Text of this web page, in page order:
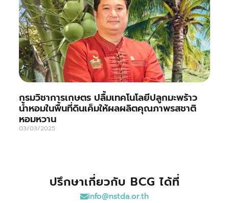
กรมวิชาการเกษตร ปลื้มเทคโนโลยีปลูกมะพร้าว
น้ำหอมในพื้นที่ดินเค็มให้ผลผลิตคุณภาพรสชาติ
หอมหวาน
03/03/2025
ปรึกษาเกี่ยวกับ BCG ได้ที่
info@nstda.or.th